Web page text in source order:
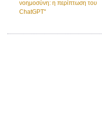
νοημοσύνη: η περίπτωση του
ChatGPT"